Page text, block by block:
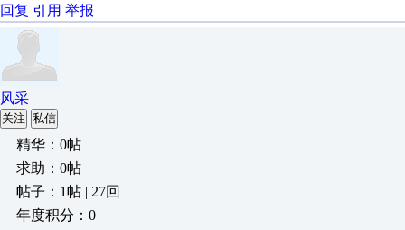
回复 引用 举报
风采
关注 私信
精华：0帖
求助：0帖
帖子：1帖 | 27回
年度积分：0